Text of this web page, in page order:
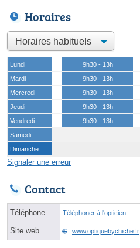
Horaires
Lundi 9h30 - 13h
Mardi
9h30 - 13h
Mercredi
9h30 - 13h
Jeudi
9h30 - 13h
Vendredi
9h30 - 13h
Samedi
Dimanche
Signaler une erreur
Contact
Téléphone Téléphoner à l'opticien
Site web www.optiquebychiche.fr